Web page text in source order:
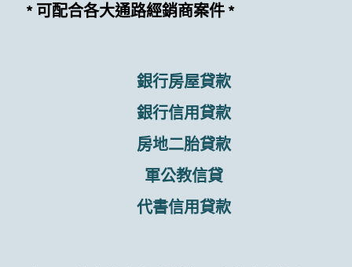
* 可配合各大通路經銷商案件 *
銀行房屋貸款
銀行信用貸款
房地二胎貸款
軍公教信貸
代書信用貸款